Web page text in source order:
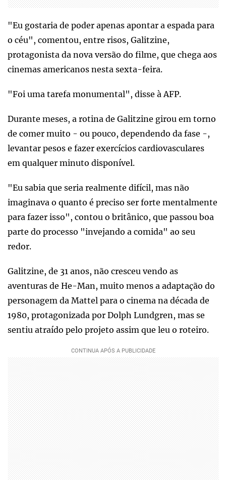
"Eu gostaria de poder apenas apontar a espada para
o céu", comentou, entre risos, Galitzine,
protagonista da nova versão do filme, que chega aos
cinemas americanos nesta sexta-feira.
"Foi uma tarefa monumental", disse à AFP.
Durante meses, a rotina de Galitzine girou em torno
de comer muito - ou pouco, dependendo da fase -,
levantar pesos e fazer exercícios cardiovasculares
em qualquer minuto disponível.
"Eu sabia que seria realmente difícil, mas não
imaginava o quanto é preciso ser forte mentalmente
para fazer isso", contou o britânico, que passou boa
parte do processo "invejando a comida" ao seu
redor.
Galitzine, de 31 anos, não cresceu vendo as
aventuras de He-Man, muito menos a adaptação do
personagem da Mattel para o cinema na década de
1980, protagonizada por Dolph Lundgren, mas se
sentiu atraído pelo projeto assim que leu o roteiro.